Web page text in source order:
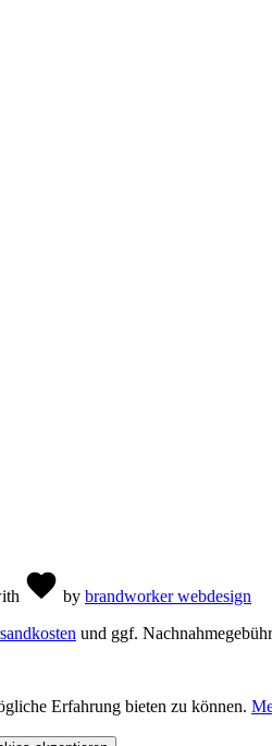
by brandworker webdesign
und ggf.
Erfahrung bieten zu können.